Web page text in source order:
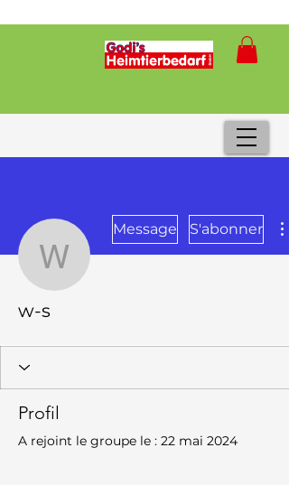
w-s
Message S'abonner
w-s
Profil
A rejoint le groupe le : 22 mai 2024